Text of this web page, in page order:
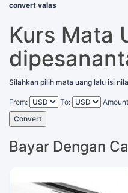
convert valas
Kurs Mata
Silahkan pilih mata uang lalu isi
From: To:
Convert
Bayar Dengan